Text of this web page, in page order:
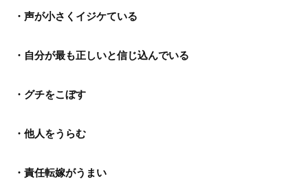
・声が小さくイジケている
・自分が最も正しいと信じ込んでいる
・グチをこぼす
・他人をうらむ
・責任転嫁がうまい